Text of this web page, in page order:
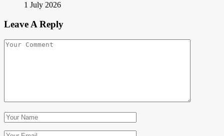
1 July 2026
Leave A Reply